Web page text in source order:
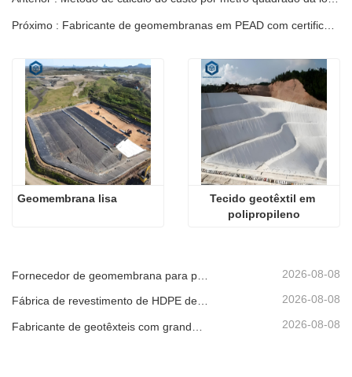
Geomembrana lisa
Tecido geotêxtil em
polipropileno
2026-08-08
Fábrica de revestimento de HDPE de produção rápida 2026-08-08
2026-08-08